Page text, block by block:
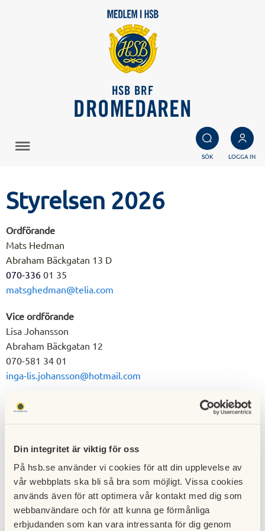
Din integritet är viktig för oss
På hsb.se använder vi cookies för att din upplevelse av
vår webbplats ska bli så bra som möjligt. Vissa cookies
används även för att optimera vår kontakt med dig som
webbanvändare och för att kunna ge förmånliga
erbjudanden som kan vara intressanta för dig genom
HSB BRF
DROMEDAREN
SÖK LOGGA IN
Styrelsen 2026
Ordförande
Mats Hedman
Abraham Bäckgatan 13 D
070-336 01 35
matsghedman@telia.com
Vice ordförande
Lisa Johansson
Abraham Bäckgatan 12
070-581 34 01
inga-lis.johansson@hotmail.com
Sekreterare
070-533 70 64
bengt-olof.hedman@outlook.com
Ledamöter
Per Göthe, säkerhetsansvarig